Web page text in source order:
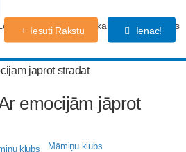
Grūtniecības kalendārs Forums
Iesūti Rakstu Ienāc!
emocijām jāprot
Māmiņu klubs